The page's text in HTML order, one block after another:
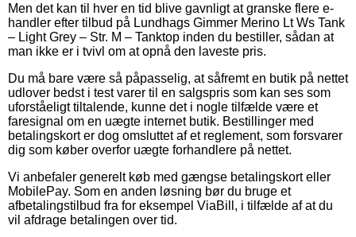
Men det kan til hver en tid blive gavnligt at granske flere e-
handler efter tilbud på Lundhags Gimmer Merino Lt Ws Tank
– Light Grey – Str. M – Tanktop inden du bestiller, sådan at
man ikke er i tvivl om at opnå den laveste pris.
Du må bare være så påpasselig, at såfremt en butik på nettet
udlover bedst i test varer til en salgspris som kan ses som
uforståeligt tiltalende, kunne det i nogle tilfælde være et
faresignal om en uægte internet butik. Bestillinger med
betalingskort er dog omsluttet af et reglement, som forsvarer
dig som køber overfor uægte forhandlere på nettet.
Vi anbefaler generelt køb med gængse betalingskort eller
MobilePay. Som en anden løsning bør du bruge et
afbetalingstilbud fra for eksempel ViaBill, i tilfælde af at du
vil afdrage betalingen over tid.